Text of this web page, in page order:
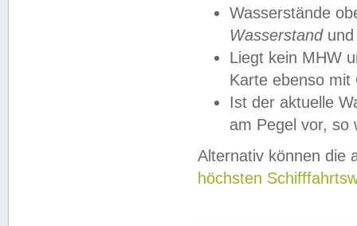
Wasserstände
Wasserstandund
Liegt kein MHW
Karte ebenso mit
Ist der aktuelle
am Pegel vor,
Alternativ können die
höchsten